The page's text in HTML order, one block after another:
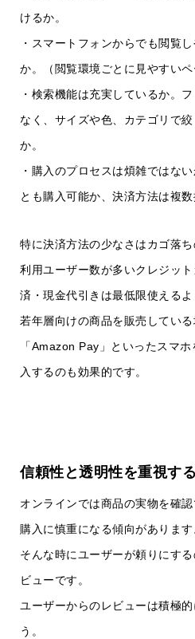
けるか。
・スマートフォンからでも閲覧
か。（閲覧環境ごとに見やすいペ
・検索機能は充実しているか。
なく、サイズや色、カテゴリで
か。
・購入のプロセスは煩雑ではな
とも購入可能か、決済方法は複数
特に決済方法の少なさはカゴ落ち
利用ユーザー数が多いクレジッ
済・現金代引きは最低限使えるよ
若年層向けの商品を販売している
「Amazon Pay」といったスマ
入するのも効果的です。
信頼性と透明性を重視する
オンラインでは商品の実物を確
購入に慎重になる傾向があります
そんな時にユーザーが頼りにす
ビューです。
ユーザーからのレビューは積極
う。